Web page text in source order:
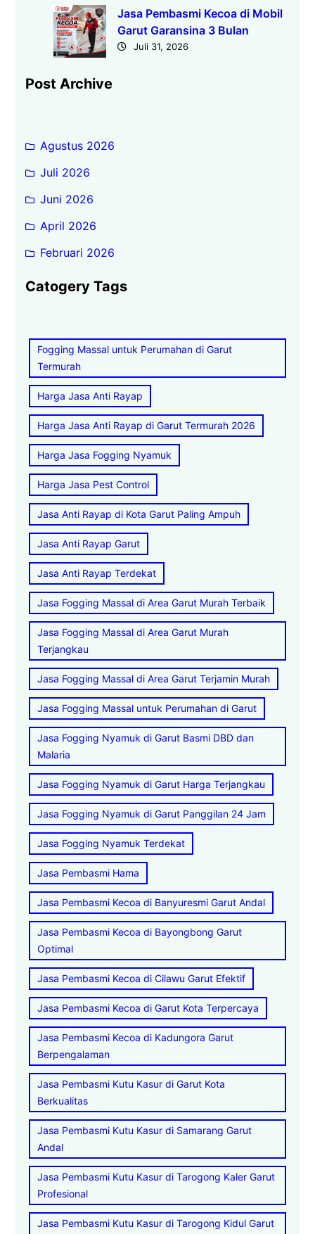
Jasa Pembasmi Kecoa di Mobil
Garut Garansina 3 Bulan
Juli 31, 2026
Post Archive
Agustus 2026
Juli 2026
Juni 2026
April 2026
Februari 2026
Catogery Tags
Fogging Massal untuk Perumahan di Garut
Termurah
Harga Jasa Anti Rayap
Harga Jasa Anti Rayap di Garut Termurah 2026
Harga Jasa Fogging Nyamuk
Harga Jasa Pest Control
Jasa Anti Rayap di Kota Garut Paling Ampuh
Jasa Anti Rayap Garut
Jasa Anti Rayap Terdekat
Jasa Fogging Massal di Area Garut Murah Terbaik
Jasa Fogging Massal di Area Garut Murah
Terjangkau
Jasa Fogging Massal di Area Garut Terjamin Murah
Jasa Fogging Massal untuk Perumahan di Garut
Jasa Fogging Nyamuk di Garut Basmi DBD dan
Malaria
Jasa Fogging Nyamuk di Garut Harga Terjangkau
Jasa Fogging Nyamuk di Garut Panggilan 24 Jam
Jasa Fogging Nyamuk Terdekat
Jasa Pembasmi Hama
Jasa Pembasmi Kecoa di Banyuresmi Garut Andal
Jasa Pembasmi Kecoa di Bayongbong Garut
Optimal
Jasa Pembasmi Kecoa di Cilawu Garut Efektif
Jasa Pembasmi Kecoa di Garut Kota Terpercaya
Jasa Pembasmi Kecoa di Kadungora Garut
Berpengalaman
Jasa Pembasmi Kutu Kasur di Garut Kota
Berkualitas
Jasa Pembasmi Kutu Kasur di Samarang Garut
Andal
Jasa Pembasmi Kutu Kasur di Tarogong Kaler Garut
Profesional
Jasa Pembasmi Kutu Kasur di Tarogong Kidul Garut